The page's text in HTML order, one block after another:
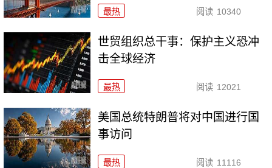
最热 阅读 10340
世贸组织总干事：保护主义恐冲
击全球经济
最热 阅读 12021
美国总统特朗普将对中国进行国
事访问
最热 阅读 11116